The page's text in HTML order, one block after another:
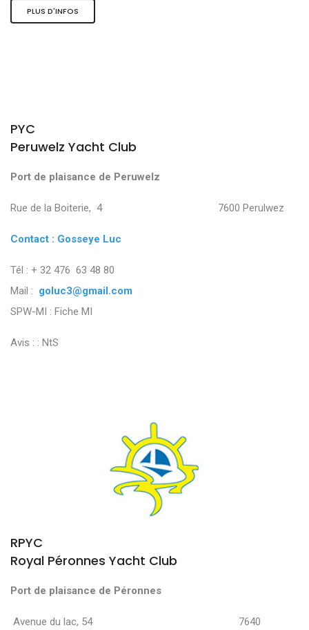
PLUS D'INFOS
PYC
Peruwelz Yacht Club
Port de plaisance de Peruwelz
Rue de la Boiterie, 4 7600 Perulwez
Contact : Gosseye Luc
Tél : + 32 476 63 48 80
Mail : goluc3@gmail.com
SPW-MI : Fiche MI
Avis : : NtS
RPYC
Royal Péronnes Yacht Club
Port de plaisance de Péronnes
Avenue du lac, 54 7640